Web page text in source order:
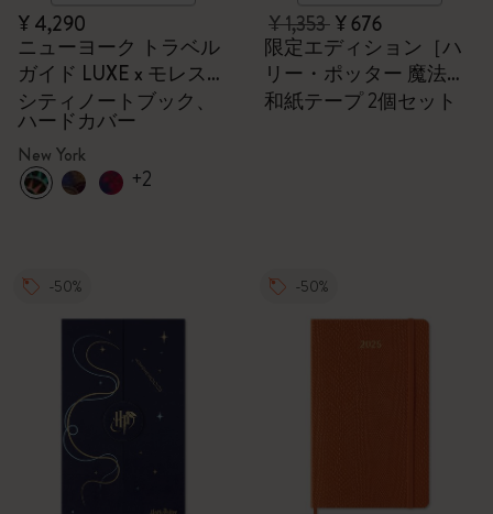
¥ 4,290
ニューヨーク トラベル
ガイド LUXE x モレスキ
ン
シティノートブック、
ハードカバー
New York
+2
¥ 1,353¥ 676
限定エディション［ハ
リー・ポッター 魔法ワ
ールド］
和紙テープ 2個セット
-50% -50%